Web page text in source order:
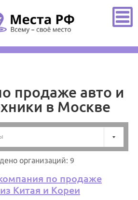
продаже авто и
в Москве
организаций: 9
по продаже
Китая и Кореи